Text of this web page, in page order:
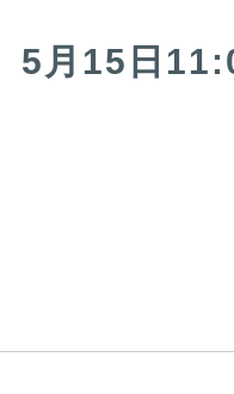
月15日